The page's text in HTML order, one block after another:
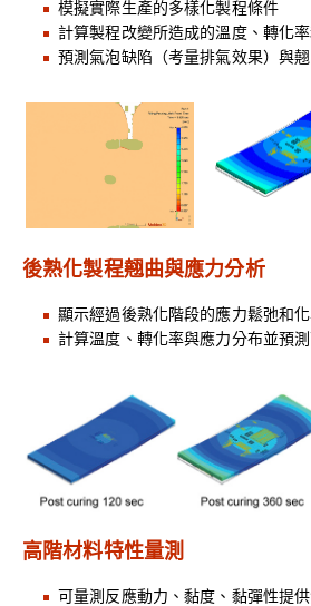
模擬實際生產的多樣化製程條件
計算製程改變所造成的溫度、轉化
預測氣泡缺陷（考量排氣效果）與
後熟化製程翹曲與應力分析
顯示經過後熟化階段的應力鬆弛和
計算溫度、轉化率與應力分布並預
高階材料特性量測
可量測反應動力、黏度、黏彈性提